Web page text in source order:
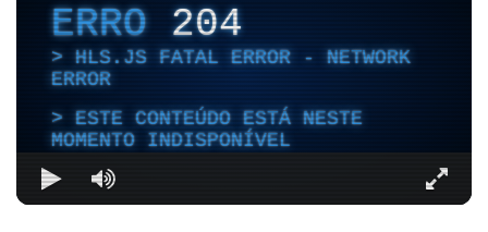
ERRO204
HLS.JS FATAL ERROR - NETWORK
ERROR
ESTE CONTEÚDO ESTÁ NESTE
MOMENTO INDISPONÍVEL